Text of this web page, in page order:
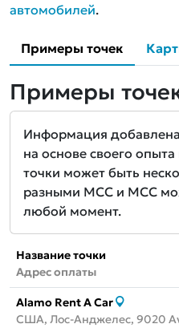
автомобилей.
Примеры точек
Примеры
Информация
на основе своего
точки может быть
разными MCC и MCC
любой момент.
Название точки
Адрес оплаты
Alamo Rent A Car
США, Лос-Анджелес, 9020